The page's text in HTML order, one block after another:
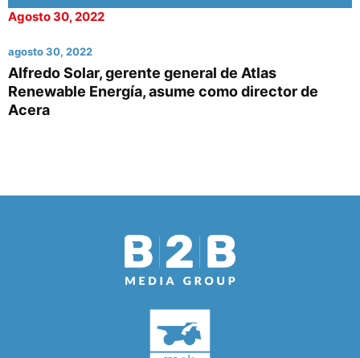
Agosto 30, 2022
agosto 30, 2022
Alfredo Solar, gerente general de Atlas
Renewable Energía, asume como director de
Acera